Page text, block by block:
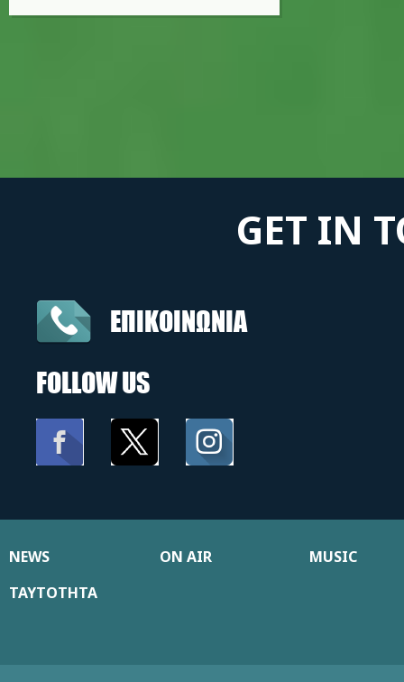
GET IN
ΕΠΙΚΟΙΝΩΝΙΑ
FOLLOW US
NEWS ON AIR
MUSIC
ΤΑΥΤΟΤΗΤΑ